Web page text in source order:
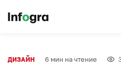
ДИЗАЙН 6 мин на чтение